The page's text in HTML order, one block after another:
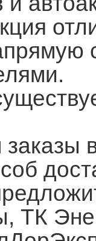
ТК